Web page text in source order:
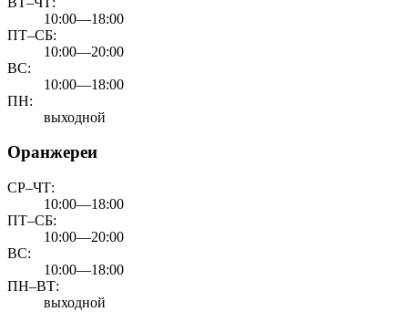
10:00—18:00
ПТ–СБ:
10:00—20:00
ВС:
10:00—18:00
ПН:
выходной
Оранжереи
СР–ЧТ:
10:00—18:00
ПТ–СБ:
10:00—20:00
ВС:
10:00—18:00
ПН–ВТ:
выходной